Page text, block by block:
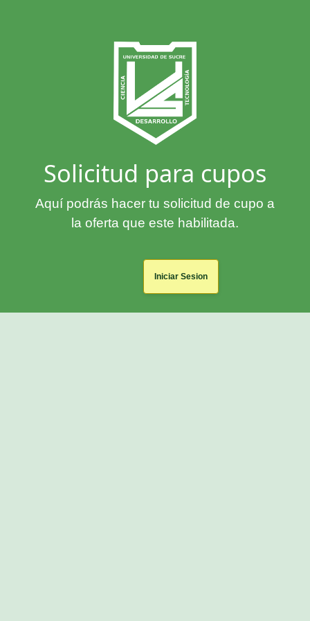
Solicitud para cupos
Aquí podrás hacer tu solicitud de cupo a
la oferta que este habilitada.
Iniciar Sesion